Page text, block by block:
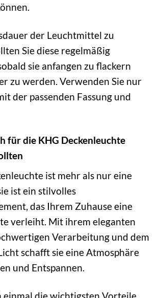
der Leuchtmittel zu
Sie diese regelmäßig
sie anfangen zu flackern
zu werden. Verwenden Sie nur
der passenden Fassung und
für die KHG Deckenleuchte
ist mehr als nur eine
ist ein stilvolles
das Ihrem Zuhause eine
verleiht. Mit ihrem eleganten
Verarbeitung und dem
schafft sie eine Atmosphäre
und Entspannen.